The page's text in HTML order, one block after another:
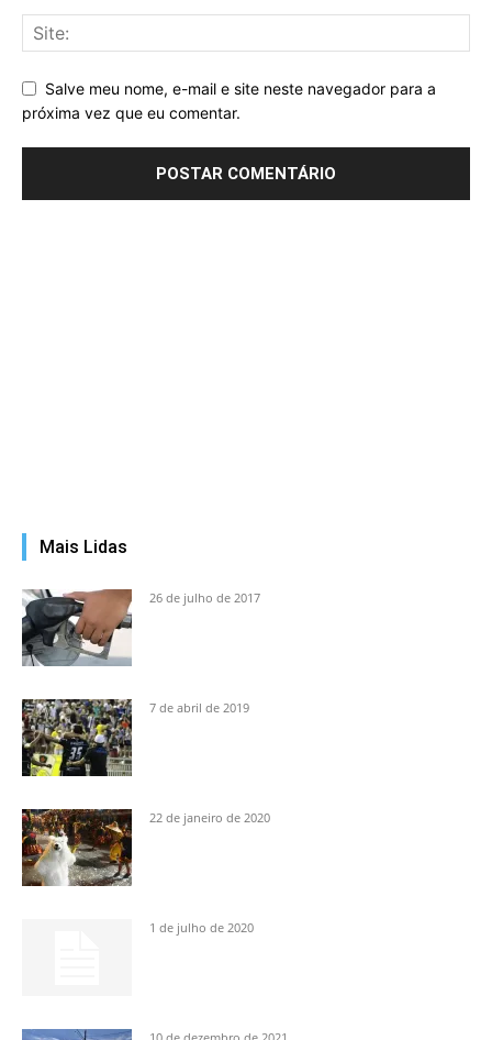
Salve meu nome, e-mail e site neste navegador para a
próxima vez que eu comentar.
Mais Lidas
26 de julho de 2017
7 de abril de 2019
22 de janeiro de 2020
1 de julho de 2020